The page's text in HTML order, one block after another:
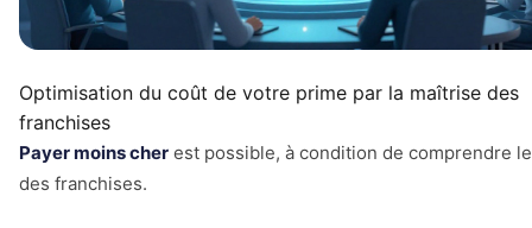
Optimisation du coût de votre prime par la maîtrise des
franchises
Payer moins cher est possible, à condition de comprendre
des franchises.